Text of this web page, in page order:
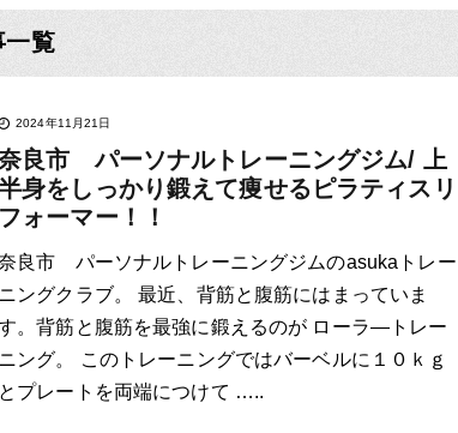
一覧
2024年11月21日
良市 パーソナルトレーニングジム/ 上
身をしっかり鍛えて痩せるピラティスリ
フォーマー！！
良市 パーソナルトレーニングジムのasukaトレー
ニングクラブ。 最近、背筋と腹筋にはまっていま
。背筋と腹筋を最強に鍛えるのが ローラ―トレー
ニング。 このトレーニングではバーベルに１０ｋｇ
とプレートを両端につけて …..